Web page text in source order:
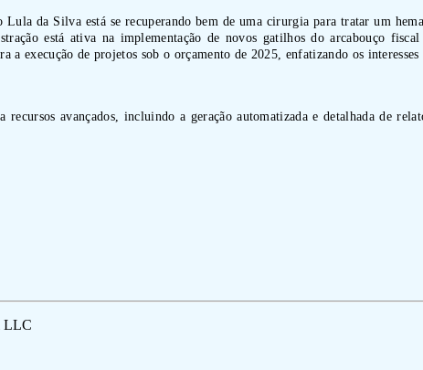
da Silva está se recuperando bem de uma cirurgia para tratar um
está ativa na implementação de novos gatilhos do arcabouço
a execução de projetos sob o orçamento de 2025, enfatizando os
avançados, incluindo a geração automatizada e detalhada de
LLC